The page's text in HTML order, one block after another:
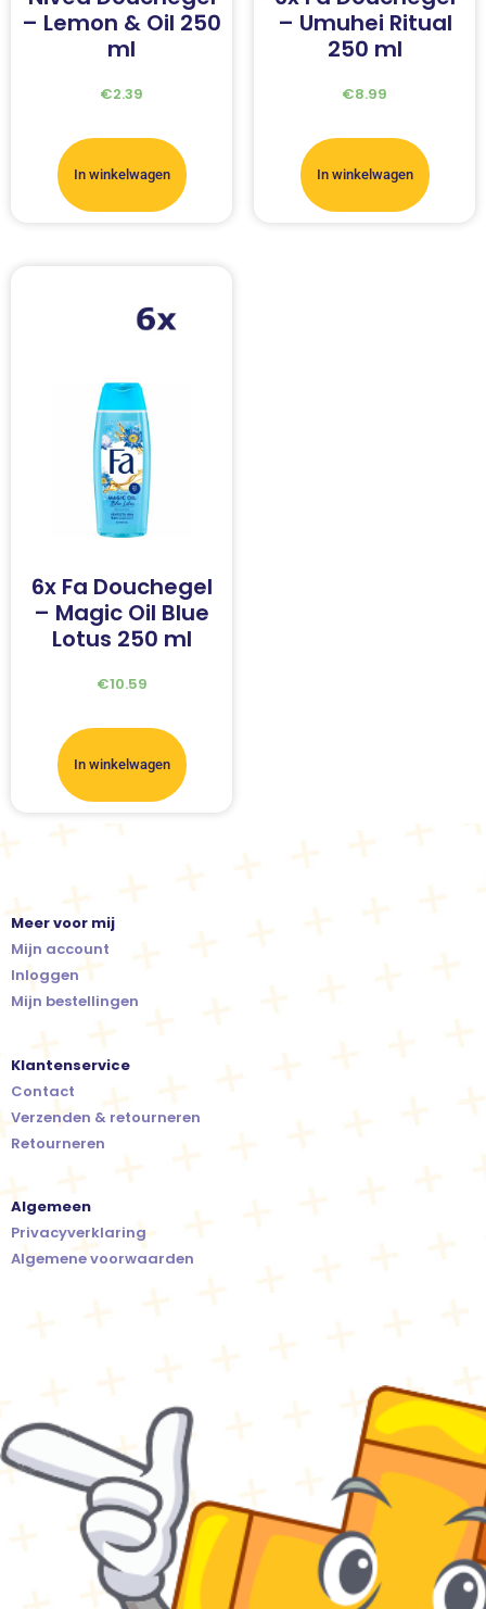
– Lemon & Oil 250
ml
€2.39
In winkelwagen
– Umuhei Ritual
250 ml
€8.99
In winkelwagen
6x Fa Douchegel
– Magic Oil Blue
Lotus 250 ml
€10.59
In winkelwagen
Meer voor mij
Mijn account
Inloggen
Mijn bestellingen
Klantenservice
Contact
Verzenden & retourneren
Retourneren
Algemeen
Privacyverklaring
Algemene voorwaarden